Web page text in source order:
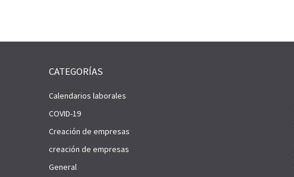
CATEGORÍAS
Calendarios laborales
COVID-19
Creación de empresas
creación de empresas
General